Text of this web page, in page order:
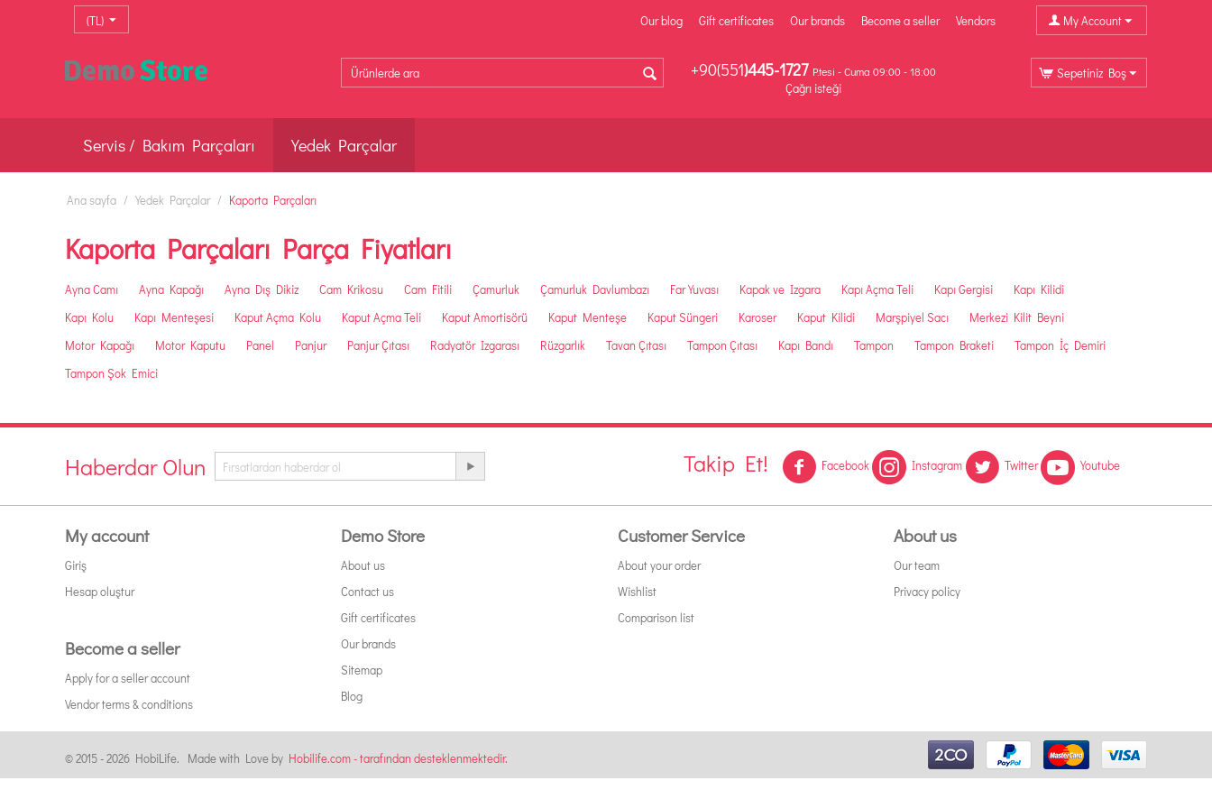
(TL) Our blog Gift certificates Our brands Become a seller Vendors My Account
+90(551)445-1727 P.tesi - Cuma 09:00 - 18:00
Çağrı isteği
Sepetiniz Boş
Servis / Bakım Parçaları Yedek Parçalar
Ana sayfa / Yedek Parçalar / Kaporta Parçaları
Kaporta Parçaları Parça Fiyatları
Ayna Camı Ayna Kapağı Ayna Dış Dikiz Cam Krikosu Cam Fitili Çamurluk Çamurluk Davlumbazı Far Yuvası Kapak ve Izgara Kapı Açma Teli Kapı Gergisi
Kapı Kilidi
Kapı Kolu
Kapı Menteşesi Kaput Açma Kolu Kaput Açma Teli Kaput Amortisörü Kaput Menteşe Kaput Süngeri Karoser Kaput Kilidi Marşpiyel Sacı
Merkezi Kilit Beyni
Motor Kapağı
Motor Kaputu Panel Panjur Panjur Çıtası Radyatör Izgarası Rüzgarlık Tavan Çıtası Tampon Çıtası Kapı Bandı Tampon Tampon Braketi
Tampon İç Demiri
Tampon Şok Emici
Haberdar Olun Takip Et! Facebook Instagram Twitter Youtube
My account
Giriş
Hesap oluştur
Become a seller
Apply for a seller account
Vendor terms & conditions
Demo Store
About us
Contact us
Gift certificates
Our brands
Sitemap
Blog
Customer Service
About your order
Wishlist
Comparison list
About us
Our team
Privacy policy
© 2015 - 2026 HobiLife. Made with Love by Hobilife.com - tarafından desteklenmektedir.